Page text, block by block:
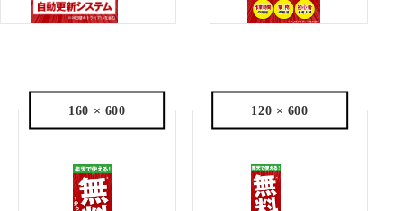
160 × 600 120 × 600